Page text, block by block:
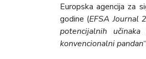
Europska agencija za
godine (EFSA Journal
potencijalnih
konvencionalni pandan